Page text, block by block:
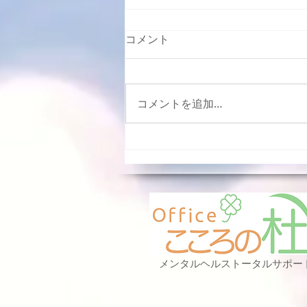
コメント
コメントを追加…
メンタルヘルストータルサポー